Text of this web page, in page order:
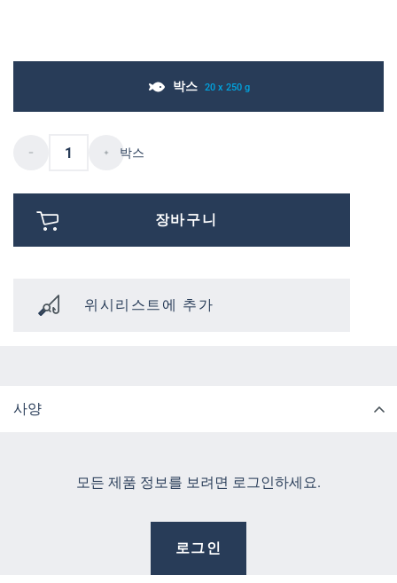
박스 20 x 250 g
박스
장바구니
위시리스트에 추가
사양
모든 제품 정보를 보려면 로그인하세요.
로그인